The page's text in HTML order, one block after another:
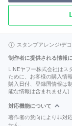
スタンプアレンジ/デ
制作者に提供される情報
LINEヤフー株式会社はス
ために、お客様の購入情
購入日付、登録国情報は
能な情報は含まれません)
対応機能について
著作者の意向により非対
せん。